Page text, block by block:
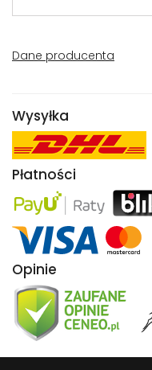
Dane producenta
Wysyłka
Płatności
Opinie